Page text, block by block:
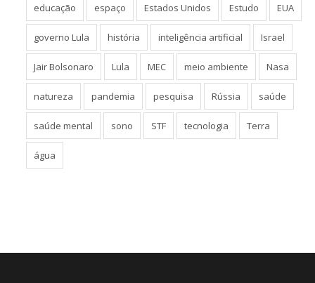
educação espaço Estados Unidos Estudo EUA
governo Lula história inteligência artificial Israel
Jair Bolsonaro Lula MEC meio ambiente Nasa
natureza pandemia pesquisa Rússia saúde
saúde mental sono STF tecnologia Terra
água